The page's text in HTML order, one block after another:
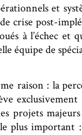
et
crise post-
à l’échec et
équipe de
raison : la
exclusivement
projets
plus important